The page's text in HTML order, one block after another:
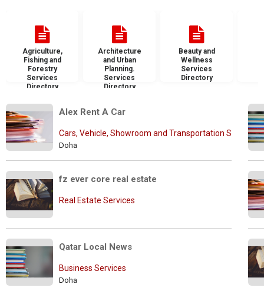
Agriculture,
Fishing and
Forestry
Services
Directory
Architecture
and Urban
Planning.
Services
Directory
Beauty and
Wellness
Services
Directory
Alex Rent A Car
Cars, Vehicle, Showroom and Transportation Services
Doha
fz ever core real estate
Real Estate Services
Qatar Local News
Business Services
Doha